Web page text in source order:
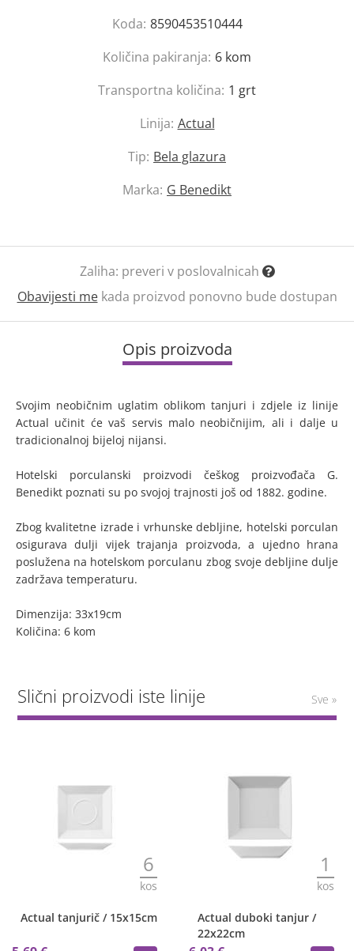
Koda: 8590453510444
Količina pakiranja: 6 kom
Transportna količina: 1 grt
Linija: Actual
Tip: Bela glazura
Marka: G Benedikt
Zaliha: preveri v poslovalnicah
Obavijesti mekada proizvod ponovno bude dostupan
Opis proizvoda
Svojim neobičnim uglatim oblikom tanjuri i zdjele iz linije
Actual učinit će vaš servis malo neobičnijim, ali i dalje u
tradicionalnoj bijeloj nijansi.
Hotelski porculanski proizvodi češkog proizvođača G.
Benedikt poznati su po svojoj trajnosti još od 1882. godine.
Zbog kvalitetne izrade i vrhunske debljine, hotelski porculan
osigurava dulji vijek trajanja proizvoda, a ujedno hrana
poslužena na hotelskom porculanu zbog svoje debljine dulje
zadržava temperaturu.
Dimenzija: 33x19cm
Količina: 6 kom
Slični proizvodi iste linije Sve »
6
kos
Actual tanjurič / 15x15cm
1
kos
Actual duboki tanjur /
22x22cm